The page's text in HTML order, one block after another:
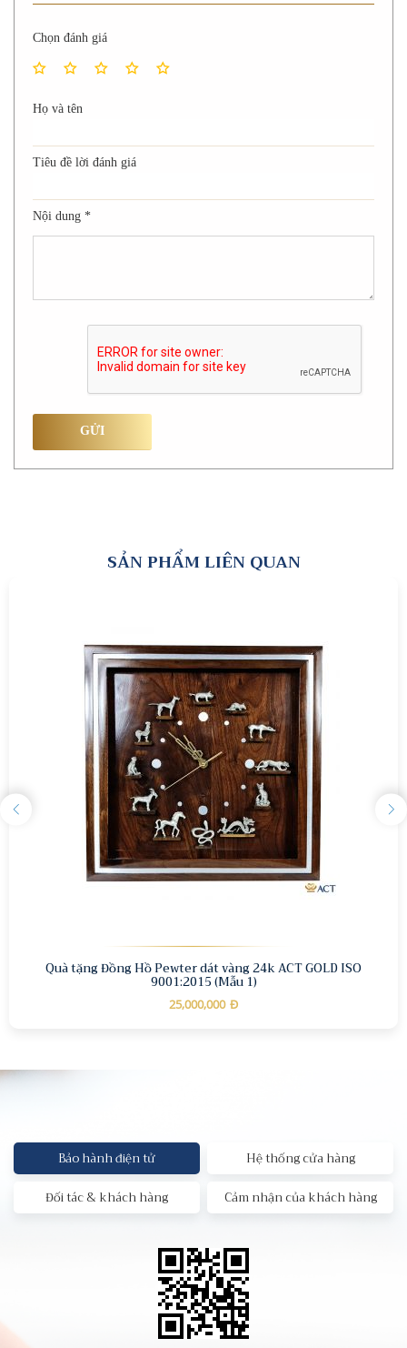
Chọn đánh giá
Nội dung *
Họ và tên
Tiêu đề lời đánh giá
SẢN PHẨM LIÊN QUAN
Quà tặng Đồng Hồ Pewter dát vàng 24k ACT GOLD ISO
9001:2015 (Mẫu 1)
25,000,000 Đ
Bảo hành điện tử
Hệ thống cửa hàng
Đối tác & khách hàng
Cảm nhận của khách hàng